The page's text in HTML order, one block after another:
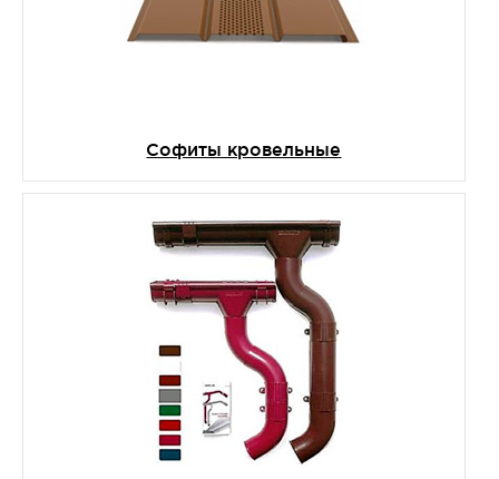
Софиты кровельные